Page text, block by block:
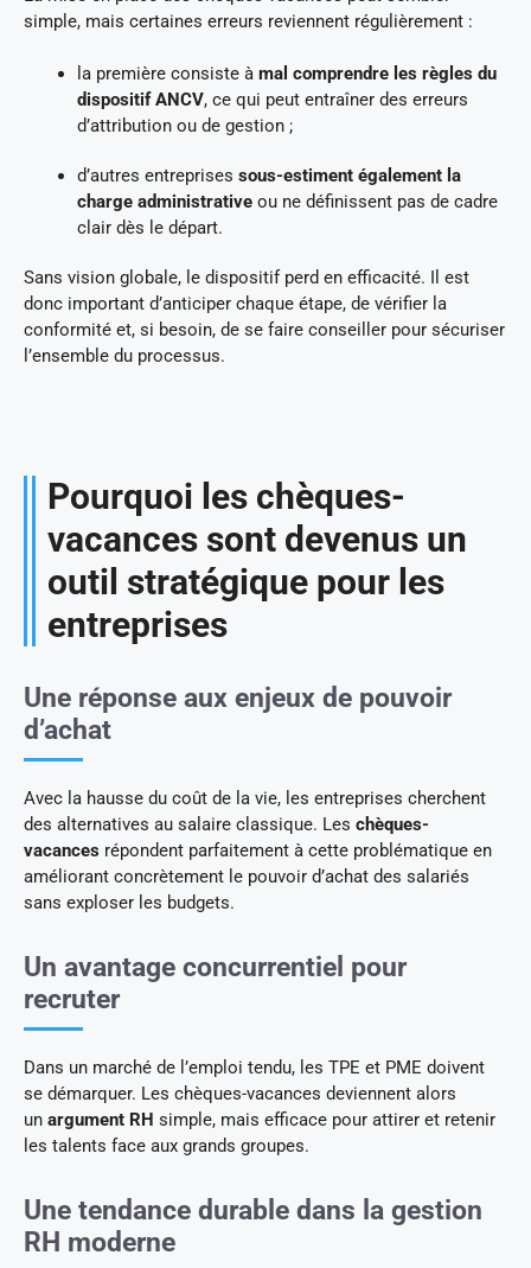
simple, mais certaines erreurs reviennent régulièrement :
la première consiste à mal comprendre les règles du
dispositif ANCV, ce qui peut entraîner des erreurs
d’attribution ou de gestion ;
d’autres entreprises sous-estiment également la
charge administrative ou ne définissent pas de cadre
clair dès le départ.
Sans vision globale, le dispositif perd en efficacité. Il est
donc important d’anticiper chaque étape, de vérifier la
conformité et, si besoin, de se faire conseiller pour sécuriser
l’ensemble du processus.
Pourquoi les chèques-
vacances sont devenus un
outil stratégique pour les
entreprises
Une réponse aux enjeux de pouvoir
d’achat
Avec la hausse du coût de la vie, les entreprises cherchent
des alternatives au salaire classique. Les chèques-
vacances répondent parfaitement à cette problématique en
améliorant concrètement le pouvoir d’achat des salariés
sans exploser les budgets.
Un avantage concurrentiel pour
recruter
Dans un marché de l’emploi tendu, les TPE et PME doivent
se démarquer. Les chèques-vacances deviennent alors
un argument RH simple, mais efficace pour attirer et retenir
les talents face aux grands groupes.
Une tendance durable dans la gestion
RH moderne